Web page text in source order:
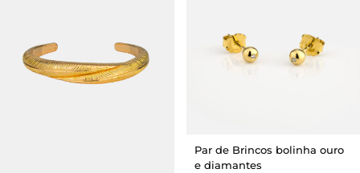
Par de Brincos bolinha ouro
e diamantes